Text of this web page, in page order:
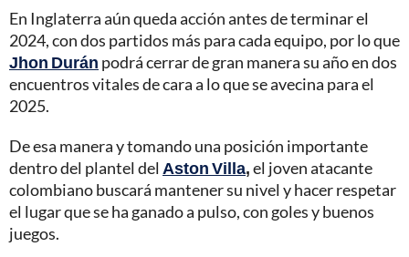
En Inglaterra aún queda acción antes de terminar el
2024, con dos partidos más para cada equipo, por lo que
Jhon Durán podrá cerrar de gran manera su año en dos
encuentros vitales de cara a lo que se avecina para el
2025.
De esa manera y tomando una posición importante
dentro del plantel del Aston Villa,el joven atacante
colombiano buscará mantener su nivel y hacer respetar
el lugar que se ha ganado a pulso, con goles y buenos
juegos.